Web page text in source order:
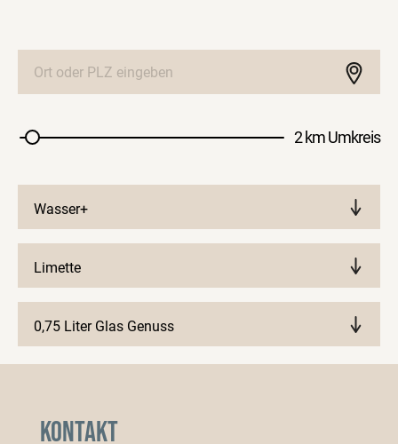
2 km Umkreis
Wasser+
Limette
0,75 Liter Glas Genuss
Kontakt